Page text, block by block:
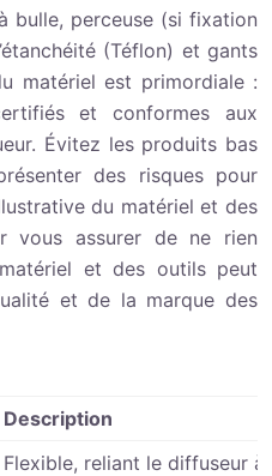
bulle, perceuse (si fixation
(Téflon) et gants
matériel est primordiale :
et conformes aux
Évitez les produits bas
des risques pour
du matériel et des
vous assurer de ne rien
et des outils peut
et de la marque des
Description
Flexible, reliant le diffuseur